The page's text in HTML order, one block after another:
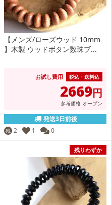
【メンズ/ローズウッド 10mm
】木製 ウッドボタン数珠ブ...
お試し費用 税込・送料込
2669円
参考価格 オープン
発送3日前後
残 2 1 0
残りわずか